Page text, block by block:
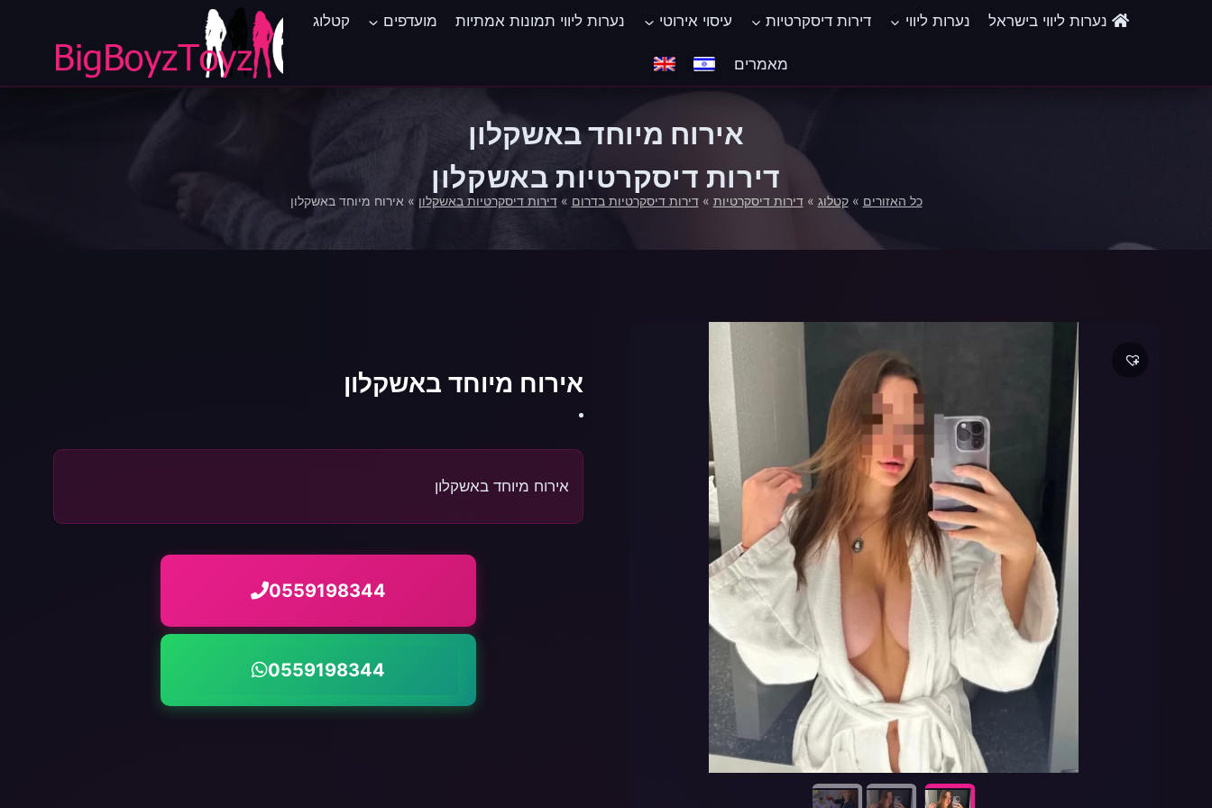
נערות ליווי בישראל נערות ליווי דירות דיסקרטיות עיסוי אירוטי נערות ליווי תמונות אמתיות מועדפים קטלוג
‏מאמרים
אירוח מיוחד באשקלון
דירות דיסקרטיות באשקלון
כל האזורים »קטלוג »דירות דיסקרטיות »דירות דיסקרטיות בדרום »דירות דיסקרטיות באשקלון » אירוח מיוחד באשקלון
אירוח מיוחד באשקלון
אירוח מיוחד באשקלון
0559198344
0559198344